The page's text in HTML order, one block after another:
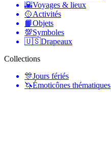
🌇Voyages & lieux
🥎Activités
📙Objets
💯Symboles
🇺🇸Drapeaux
Collections
🎊Jours fériés
🦄Émoticônes thématiques